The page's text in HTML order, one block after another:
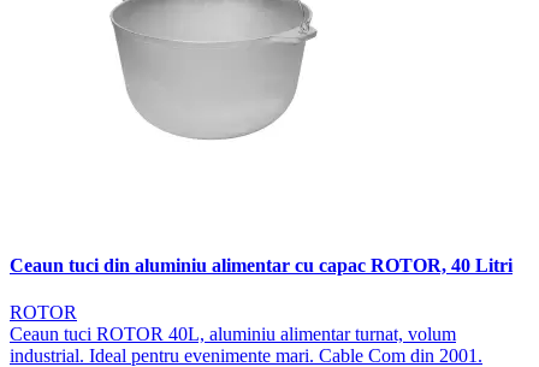
Ceaun tuci din aluminiu alimentar cu capac ROTOR, 40 Litri
ROTOR
Ceaun tuci ROTOR 40L, aluminiu alimentar turnat, volum
industrial. Ideal pentru evenimente mari. Cable Com din 2001.